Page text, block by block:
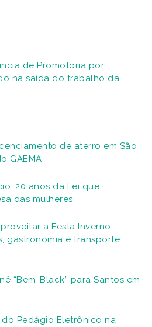
de Promotoria por
na saída do trabalho da
de aterro em São
GAEMA
20 anos da Lei que
das mulheres
a Festa Inverno
gastronomia e transporte
“Bem-Black” para Santos em
Pedágio Eletrônico na